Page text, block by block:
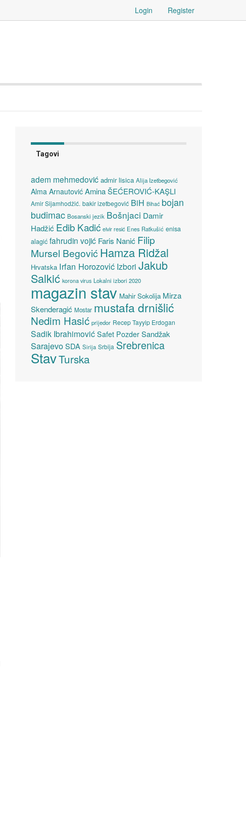
Login Register
Tagovi
adem mehmedović admir lisica Alija Izetbegović
Alma Arnautović Amina ŠEĆEROVIĆ-KAŞLI
Amir Sijamhodžić. bakir izetbegović BiH Bihać bojan
budimac Bosanski jezik Bošnjaci Damir
Hadžić Edib Kadić elvir resić Enes Ratkušić enisa
alagić fahrudin vojić Faris Nanić Filip
Mursel Begović Hamza Ridžal
Hrvatska Irfan Horozović Izbori Jakub
Salkić korona virus Lokalni izbori 2020
magazin stav Mahir Sokolija Mirza
Skenderagić Mostar mustafa drnišlić
Nedim Hasić prijedor Recep Tayyip Erdogan
Sadik Ibrahimović Safet Pozder Sandžak
SarajevoSDA Sirija Srbija Srebrenica
StavTurska